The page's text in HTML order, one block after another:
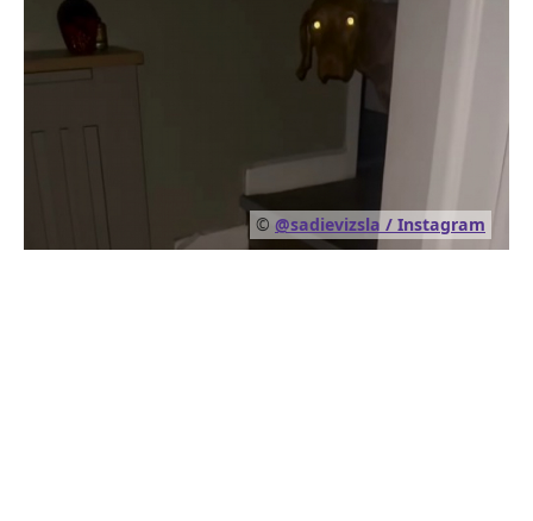
© @sadievizsla / Instagram